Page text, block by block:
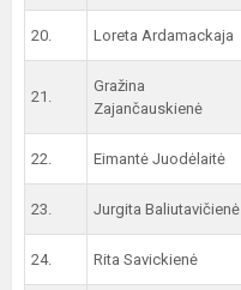
20. Loreta Ardamackaja
21.
Gražina
Zajančauskienė
22. Eimantė Juodėlaitė
23. Jurgita Baliutavičienė
24. Rita Savickienė